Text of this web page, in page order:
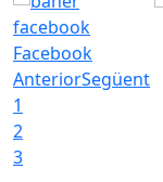
Facebook
AnteriorSegüent
1
2
3